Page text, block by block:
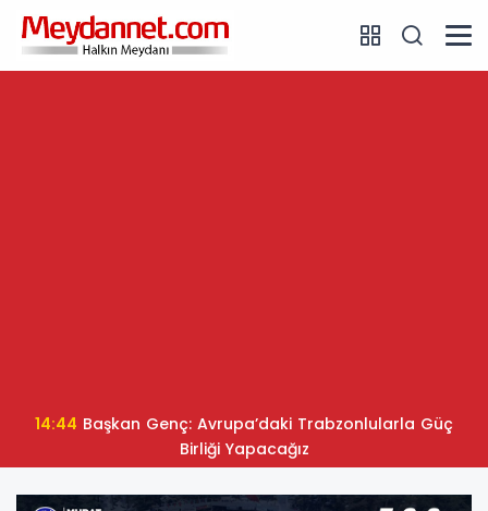
14:44
Birliği Yapacağız